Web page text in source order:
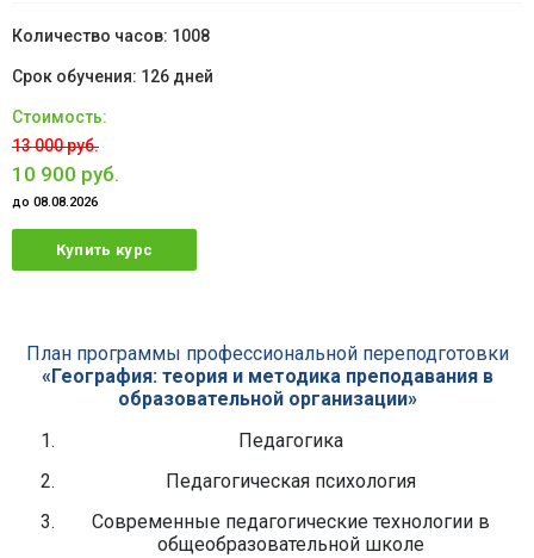
1008
126 дней
13 000 руб.
10 900 руб.
до 08.08.2026
Купить курс
План программы профессиональной переподготовки
«География: теория и методика преподавания в
образовательной организации»
Педагогика
Педагогическая психология
Современные педагогические технологии в
общеобразовательной школе